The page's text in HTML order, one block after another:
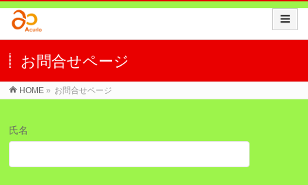
お問合せページ
HOME » お問合せページ
氏名